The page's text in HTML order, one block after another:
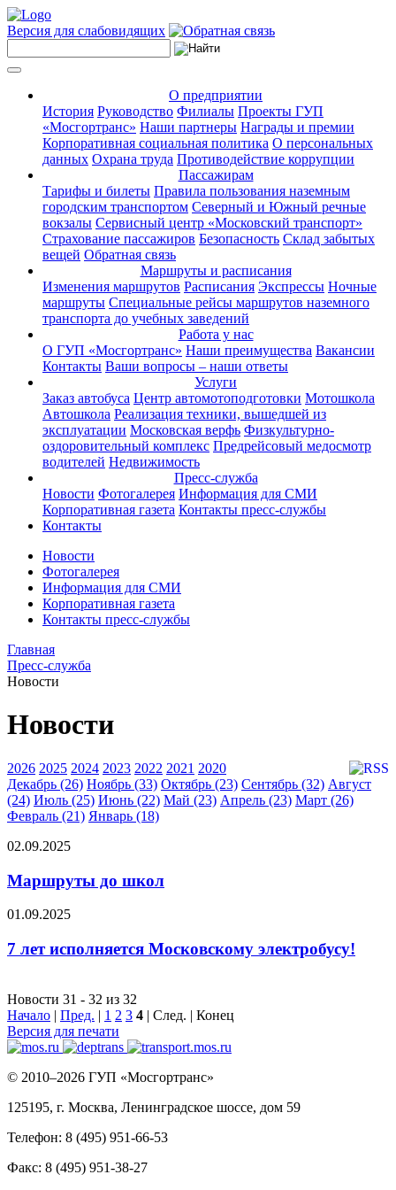
Версия для слабовидящих
О предприятии
История Руководство Филиалы Проекты ГУП
«Мосгортранс» Наши партнеры Награды и премии
Корпоративная социальная политика О персональных
данных Охрана труда Противодействие коррупции
Пассажирам
Тарифы и билеты Правила пользования наземным
городским транспортом Северный и Южный речные
вокзалы Сервисный центр «Московский транспорт»
Страхование пассажиров Безопасность Склад забытых
вещей Обратная связь
Маршруты и расписания
Изменения маршрутов Расписания Экспрессы Ночные
маршруты Специальные рейсы маршрутов наземного
транспорта до учебных заведений
Работа у нас
О ГУП «Мосгортранс» Наши преимущества Вакансии
Контакты Ваши вопросы – наши ответы
Услуги
Заказ автобуса Центр автомотоподготовки Мотошкола
Автошкола Реализация техники, вышедшей из
эксплуатации Московская верфь Физкультурно-
оздоровительный комплекс Предрейсовый медосмотр
водителей Недвижимость
Пресс-служба
Новости Фотогалерея Информация для СМИ
Корпоративная газета Контакты пресс-службы
Контакты
Новости
Фотогалерея
Информация для СМИ
Корпоративная газета
Контакты пресс-службы
Главная
Пресс-служба
Новости
Новости
2026 2025 2024 2023 2022 2021 2020
Декабрь (26) Ноябрь (33) Октябрь (23) Сентябрь (32) Август
(24) Июль (25) Июнь (22) Май (23) Апрель (23) Март (26)
Февраль (21) Январь (18)
02.09.2025
Маршруты до школ
01.09.2025
7 лет исполняется Московскому электробусу!
Новости 31 - 32 из 32
Начало | Пред. | 1 2 3 4 | След. | Конец
Версия для печати
© 2010–2026 ГУП «Мосгортранс»
125195, г. Москва, Ленинградское шоссе, дом 59
Телефон: 8 (495) 951-66-53
Факс: 8 (495) 951-38-27